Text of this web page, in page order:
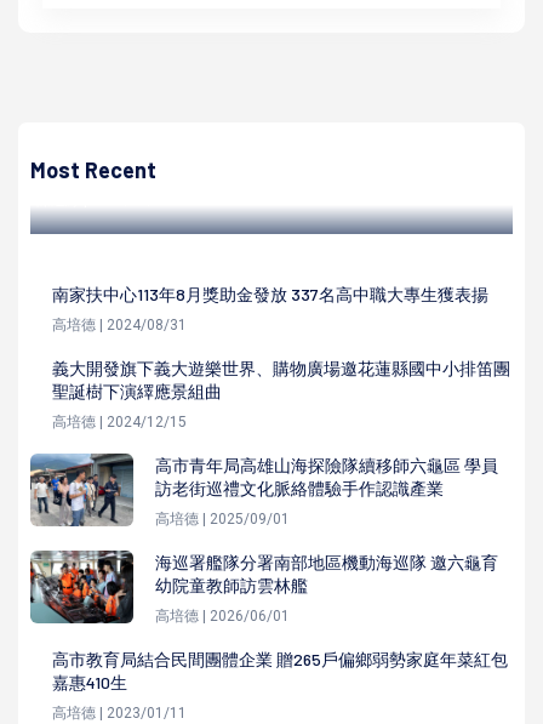
Most Recent
場享受周邊商品豐收趣
南家扶中心113年8月獎助金發放 337名高中職大專生獲表揚
高培德 | 2024/08/31
義大開發旗下義大遊樂世界、購物廣場邀花蓮縣國中小排笛團
聖誕樹下演繹應景組曲
高培德 | 2024/12/15
高市青年局高雄山海探險隊續移師六龜區 學員
訪老街巡禮文化脈絡體驗手作認識產業
高培德 | 2025/09/01
海巡署艦隊分署南部地區機動海巡隊 邀六龜育
幼院童教師訪雲林艦
高培德 | 2026/06/01
高市教育局結合民間團體企業 贈265戶偏鄉弱勢家庭年菜紅包
嘉惠410生
高培德 | 2023/01/11